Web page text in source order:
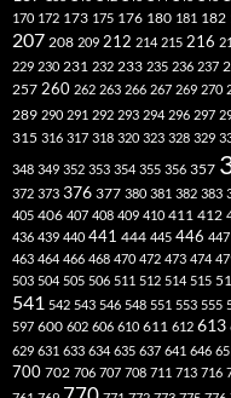
170 172 173 175 176 180 181 182
207 208 209 212 214 215 216
229 230 231 232 233 235 236 237
257 260 262 263 266 267 269 270
289 290 291 292 293 294 296 297
315 316 317 318 320 323 328 329
348 349 352 353 354 355 356 357
372 373 376 377 380 381 382 383
405 406 407 408 409 410 411 412
436 439 440 441 444 445 446 447
463 464 466 468 470 472 473 474
503 504 505 506 511 512 514 515
541 542 543 546 548 551 553 555
597 600 602 606 610 611 612 613
629 631 633 634 635 637 641 646
700 702 706 707 708 711 713 716